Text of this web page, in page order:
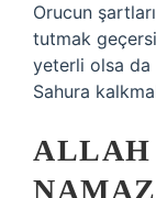
Orucun
tutmak
yeterli olsa da
Sahura